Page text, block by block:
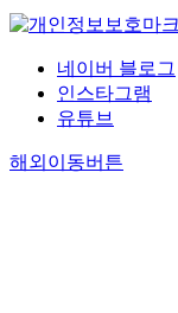
네이버 블로그
인스타그램
유튜브
해외이동버튼